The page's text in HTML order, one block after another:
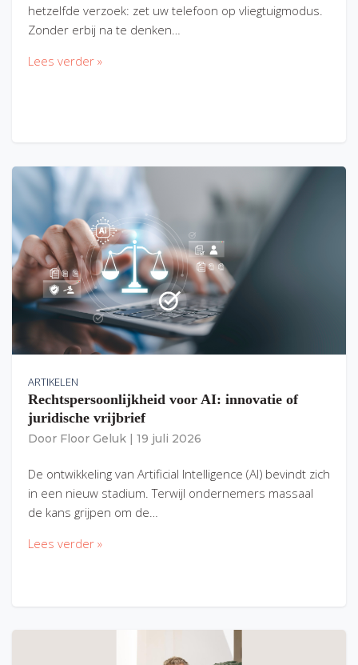
hetzelfde verzoek: zet uw telefoon op vliegtuigmodus.
Zonder erbij na te denken…
Lees verder »
ARTIKELEN
Rechtspersoonlijkheid voor AI: innovatie of
juridische vrijbrief
Door Floor Geluk 19 juli 2026
De ontwikkeling van Artificial Intelligence (AI) bevindt zich
in een nieuw stadium. Terwijl ondernemers massaal
de kans grijpen om de…
Lees verder »